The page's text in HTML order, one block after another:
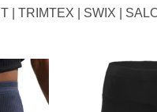
TRIMTEX | SWIX |